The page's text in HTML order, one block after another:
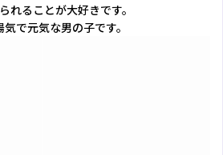
れることが大好きです。
で元気な男の子です。